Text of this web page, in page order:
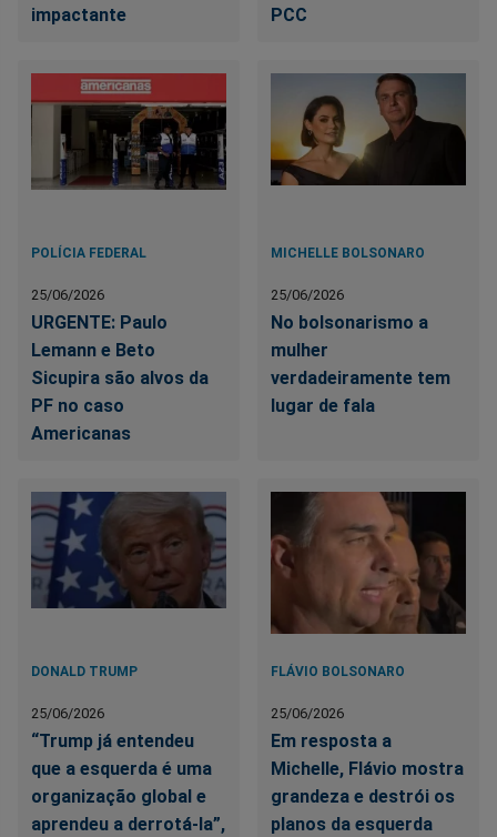
impactante
PCC
POLÍCIA FEDERAL
25/06/2026
URGENTE: Paulo
Lemann e Beto
Sicupira são alvos da
PF no caso
Americanas
MICHELLE BOLSONARO
25/06/2026
No bolsonarismo a
mulher
verdadeiramente tem
lugar de fala
DONALD TRUMP
25/06/2026
“Trump já entendeu
que a esquerda é uma
organização global e
aprendeu a derrotá-la”,
FLÁVIO BOLSONARO
25/06/2026
Em resposta a
Michelle, Flávio mostra
grandeza e destrói os
planos da esquerda